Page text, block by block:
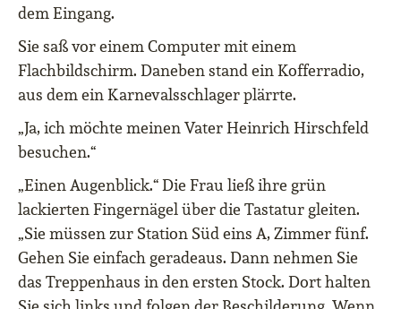
dem Eingang.
Sie saß vor einem Computer mit einem
Flachbildschirm. Daneben stand ein Kofferradio,
aus dem ein Karnevalsschlager plärrte.
„Ja, ich möchte meinen Vater Heinrich Hirschfeld
besuchen.“
„Einen Augenblick.“ Die Frau ließ ihre grün
lackierten Fingernägel über die Tastatur gleiten.
„Sie müssen zur Station Süd eins A, Zimmer fünf.
Gehen Sie einfach geradeaus. Dann nehmen Sie
das Treppenhaus in den ersten Stock. Dort halten